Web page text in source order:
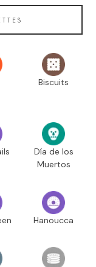
Biscuits
Día de los
Muertos
Hanoucca